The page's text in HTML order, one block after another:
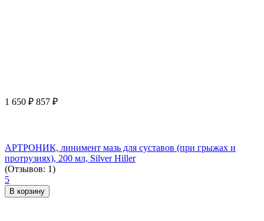
1 650 ₽ 857 ₽
АРТРОНИК, линимент мазь для суставов (при грыжах и
протрузиях), 200 мл, Silver Hiller
(Отзывов: 1)
5
В корзину